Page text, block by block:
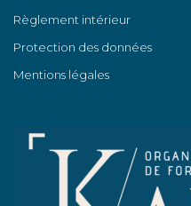
Règlement intérieur
Protection des données
Mentions légales